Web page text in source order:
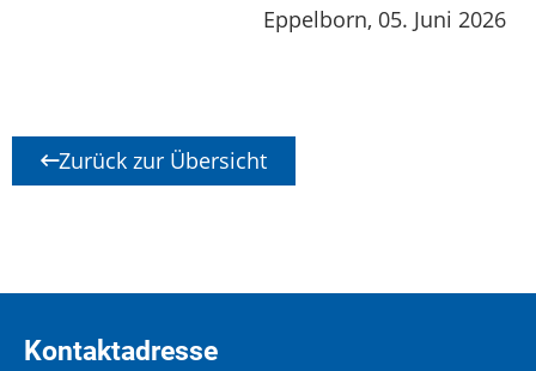
Eppelborn, 05. Juni 2026
Zurück zur Übersicht
Kontaktadresse